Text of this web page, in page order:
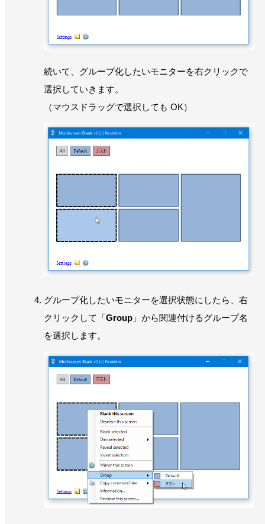
続いて、グループ化したいモニターを右クリックで
選択していきます。
（マウスドラッグで選択しても OK）
グループ化したいモニターを選択状態にしたら、右
クリックして「Group 」から関連付けるグループ名
を選択します。